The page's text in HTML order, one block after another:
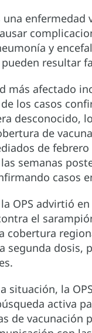
una
y
resultar
más afectado
de los casos
desconocido,
de
de
semanas
casos
OPS advirtió
el
cobertura
segunda dosis,
situación, la
activa
de vacunación